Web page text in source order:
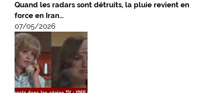
Quand les radars sont détruits, la pluie revient en
force en Iran…
07/05/2026